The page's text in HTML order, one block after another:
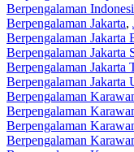
Berpengalaman
Berpengalaman Jakarta,
Berpengalaman Jakarta
Berpengalaman Jakarta
Berpengalaman Jakarta
Berpengalaman Jakarta
Berpengalaman
Berpengalaman
Berpengalaman
Berpengalaman